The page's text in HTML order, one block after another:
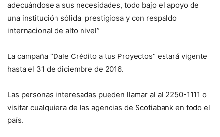
adecuándose a sus necesidades, todo bajo el apoyo de
una institución sólida, prestigiosa y con respaldo
internacional de alto nivel”
La campaña “Dale Crédito a tus Proyectos” estará vigente
hasta el 31 de diciembre de 2016.
Las personas interesadas pueden llamar al al 2250-1111 o
visitar cualquiera de las agencias de Scotiabank en todo el
país.